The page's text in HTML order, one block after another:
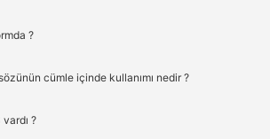
?
cümle içinde kullanımı nedir ?
?